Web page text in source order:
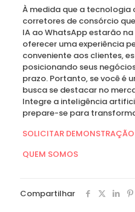
À medida que a tecnologia
corretores de consórcio
IA ao WhatsApp estarão
oferecer uma experiência
conveniente aos clientes,
posicionando seus
prazo. Portanto, se você é
busca se destacar no
Integre a inteligência
prepare-se para
SOLICITAR DEMONSTRAÇÃO
QUEM SOMOS
Compartilhar